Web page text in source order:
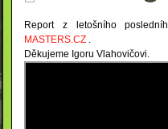
Report z letošního
MASTERS.CZ .
Děkujeme Igoru Vlahovičovi.